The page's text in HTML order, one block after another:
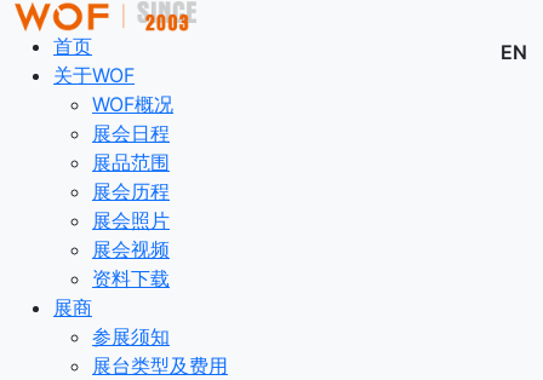
EN
首页
关于WOF
WOF概况
展会日程
展品范围
展会历程
展会照片
展会视频
资料下载
展商
参展须知
展台类型及费用